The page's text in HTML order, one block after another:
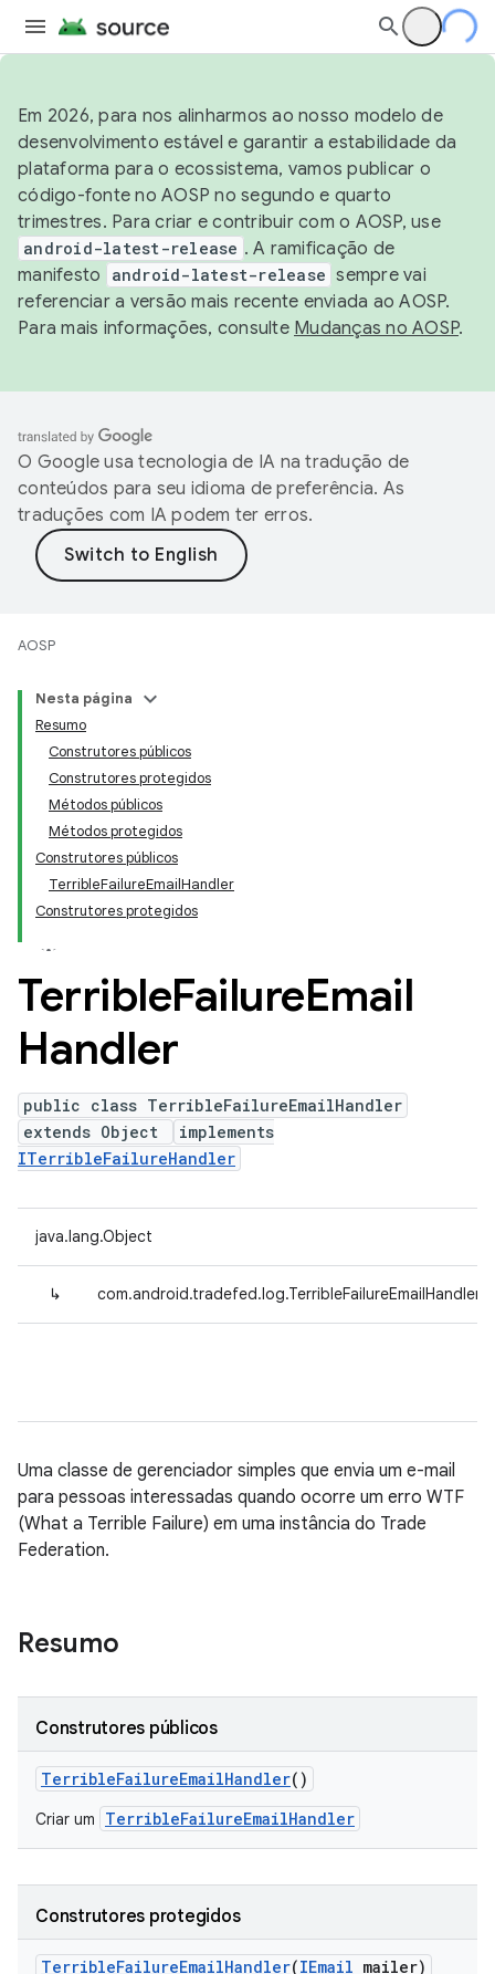
Em 2026, para nos alinharmos ao nosso modelo de
desenvolvimento estável e garantir a estabilidade da
plataforma para o ecossistema, vamos publicar o
código-fonte no AOSP no segundo e quarto
trimestres. Para criar e contribuir com o AOSP, use
android-latest-release . A ramificação de
manifesto
android-latest-release sempre vai
referenciar a versão mais recente enviada ao AOSP.
Para mais informações, consulte Mudanças no AOSP.
O Google usa tecnologia de IA na tradução de
conteúdos para seu idioma de preferência. As
traduções com IA podem ter erros.
AOSP
Nesta página
Resumo
Construtores públicos
Construtores protegidos
Métodos públicos
Métodos protegidos
Construtores públicos
TerribleFailureEmailHandler
Construtores protegidos
TerribleFailureEmail
Handler
public class TerribleFailureEmailHandler
extends Object
implements
ITerribleFailureHandler
java.lang.Object
↳ com.android.tradefed.log.TerribleFailureEmailHandler
Uma classe de gerenciador simples que envia um e-mail
para pessoas interessadas quando ocorre um erro WTF
(What a Terrible Failure) em uma instância do Trade
Federation.
Resumo
Construtores públicos
TerribleFailureEmailHandler()
Criar um TerribleFailureEmailHandler
Construtores protegidos
TerribleFailureEmailHandler(IEmail mailer)